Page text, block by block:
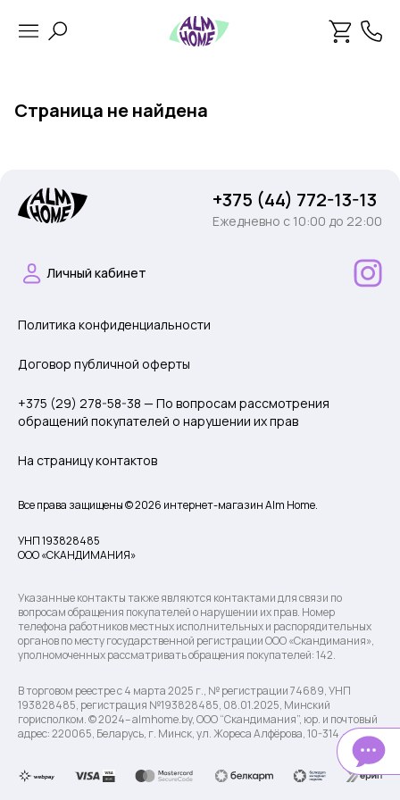
Страница не найдена
+375 (44) 772-13-13
Ежедневно c 10:00 до 22:00
Личный кабинет
Политика конфиденциальности
Договор публичной оферты
+375 (29) 278-58-38 — По вопросам рассмотрения
обращений покупателей о нарушении их прав
На страницу контактов
Все права защищены © 2026 интернет-магазин Alm Home.
УНП 193828485
ООО «СКАНДИМАНИЯ»
Указанные контакты также являются контактами для связи по
вопросам обращения покупателей о нарушении их прав. Номер
телефона работников местных исполнительных и распорядительных
органов по месту государственной регистрации ООО «Скандимания»,
уполномоченных рассматривать обращения покупателей: 142.
В торговом реестре с 4 марта 2025 г., № регистрации 74689, УНП
193828485, регистрация №193828485, 08.01.2025, Минский
горисполком. © 2024– almhome.by, ООО “Скандимания”, юр. и почтовый
адрес: 220065, Беларусь, г. Минск, ул. Жореса Алфёрова, 10-314